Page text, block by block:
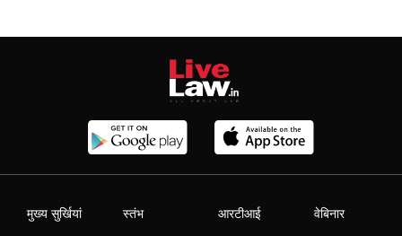
मुख्य सुर्खियां स्तंभ आरटीआई वेबिनार